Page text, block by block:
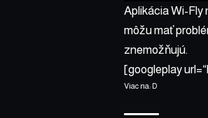
Aplikácia Wi-Fly
môžu mať
znemožňujú.
[googleplay
Viac na: D